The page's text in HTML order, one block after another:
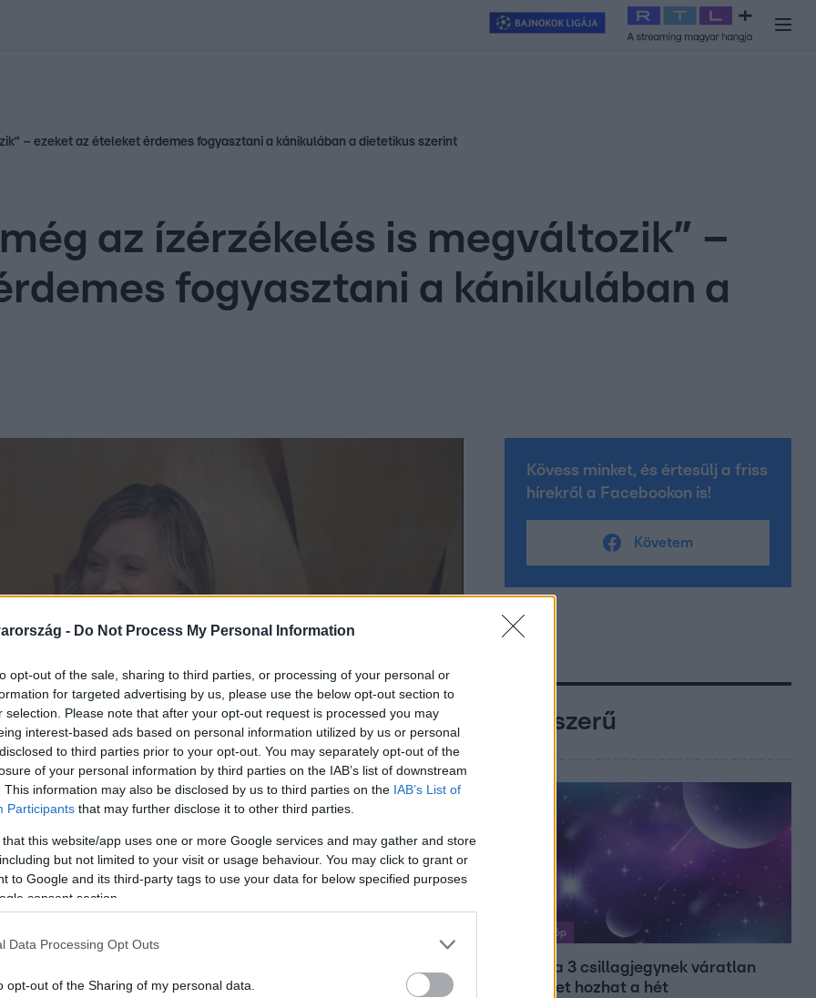
- Do Not Process My Personal Information
opt-out of the sale, sharing to third parties, or processing of your personal or
for targeted advertising by us, please use the below opt-out section to
selection. Please note that after your opt-out request is processed you may
interest-based ads based on personal information utilized by us or personal
to third parties prior to your opt-out. You may separately opt-out of the
of your personal information by third parties on the IAB’s list of downstream
This information may also be disclosed by us to third parties on the IAB’s List of
Participants that may further disclose it to other third parties.
this website/app uses one or more Google services and may gather and store
but not limited to your visit or usage behaviour. You may click to grant or
to Google and its third-party tags to use your data for below specified purposes
consent section.
Data Processing Opt Outs
opt-out of the Sharing of my personal data.
Exek csatája 2026 Celeb vagyok, ments ki innen
– ezeket az ételeket érdemes fogyasztani a kánikulában a dietetikus szerint
az ízérzékelés is megváltozik” –
fogyasztani a kánikulában a
Kövess minket, és értesülj a friss
hírekről a Facebookon is!
Követem
Népszerű
Horoszkóp
Ennek a 3 csillagjegynek váratlan
sikereket hozhat a hét